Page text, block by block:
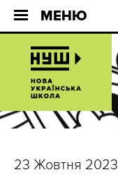
МЕНЮ
23 Жовтня 2023